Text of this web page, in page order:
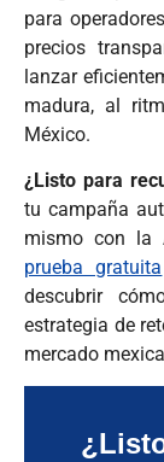
para
precios
lanzar
madura, al
México.
¿Listo para
tu campaña
mismo con la
prueba gratuita
descubrir
estrategia de
mercado